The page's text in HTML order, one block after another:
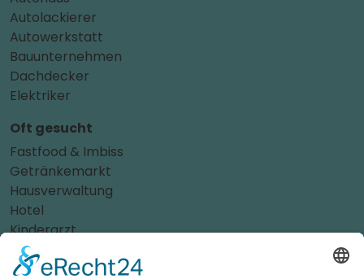
Autolackierer
Autowerkstatt
Bauunternehmen
Dachdecker
Elektriker
Oft gesucht
Fastfood & Imbiss
Getränkemarkt
Hausverwaltung
Hotel
Kinderarzt
Personalvermittler
Weitere Sportvereine